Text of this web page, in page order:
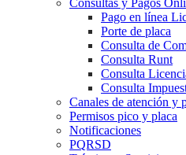
Consultas y Pagos
Pago en línea
Porte de placa
Consulta de
Consulta Runt
Consulta
Consulta
Canales de atención y
Permisos pico y placa
Notificaciones
PQRSD